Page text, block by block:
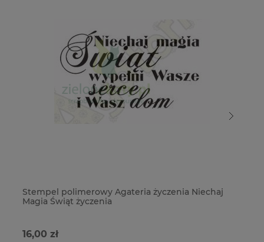
Stempel polimerowy Agateria życzenia Niechaj
Magia Świąt życzenia
16,00 zł